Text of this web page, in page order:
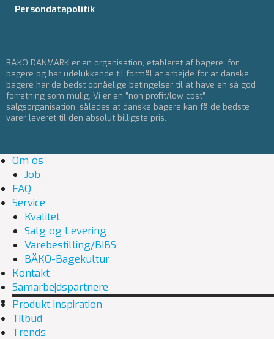
Persondatapolitik
BÄKO DANMARK er en organisation, etableret af bagere, for
bagere og har udelukkende til formål at arbejde for at danske
bagere har de bedst opnåelige betingelser til at have en så god
forretning som mulig. Vi er en ”non profit/low cost”
salgsorganisation, således at danske bagere kan få de bedste
varer leveret til den absolut billigste pris.
Om os
Job
FAQ
Service
Kvalitet
Salg og Levering
Varebestilling/BIBS
BÄKO-Bagekultur
Kontakt
Samarbejdspartnere
Produkt inspiration
Tilbud
Trends